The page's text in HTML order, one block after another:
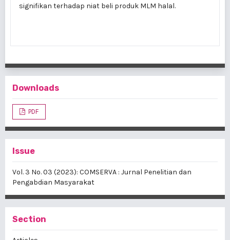
signifikan terhadap niat beli produk MLM halal.
Downloads
PDF
Issue
Vol. 3 No. 03 (2023): COMSERVA : Jurnal Penelitian dan
Pengabdian Masyarakat
Section